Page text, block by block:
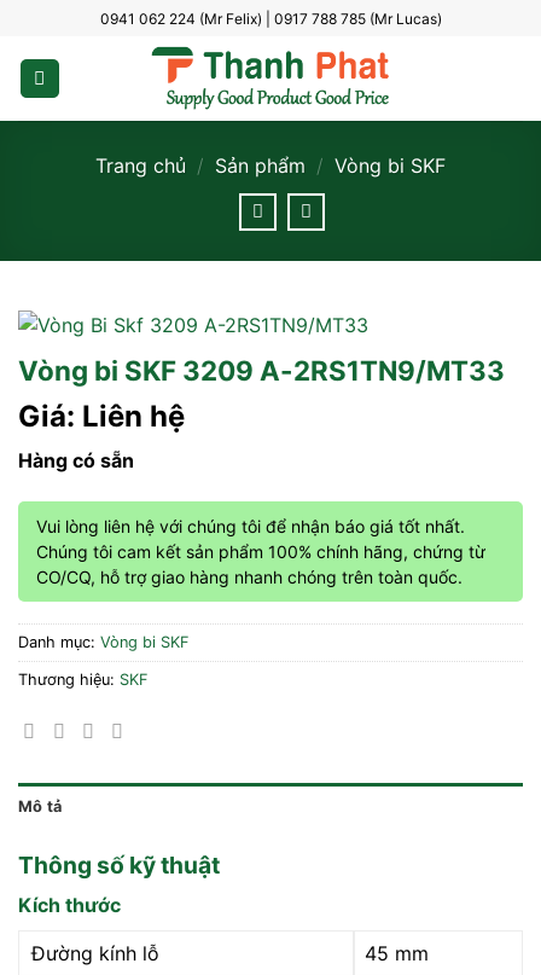
dung
0941 062 224 (Mr Felix) | 0917 788 785 (Mr Lucas)
Trang chủ / Sản phẩm / Vòng bi SKF
Vòng bi SKF 3209 A-2RS1TN9/MT33
Giá: Liên hệ
Hàng có sẵn
Vui lòng liên hệ với chúng tôi để nhận báo giá tốt nhất.
Chúng tôi cam kết sản phẩm 100% chính hãng, chứng từ
CO/CQ, hỗ trợ giao hàng nhanh chóng trên toàn quốc.
Danh mục: Vòng bi SKF
Thương hiệu: SKF
Mô tả
Thông số kỹ thuật
Kích thước
Đường kính lỗ
45 mm